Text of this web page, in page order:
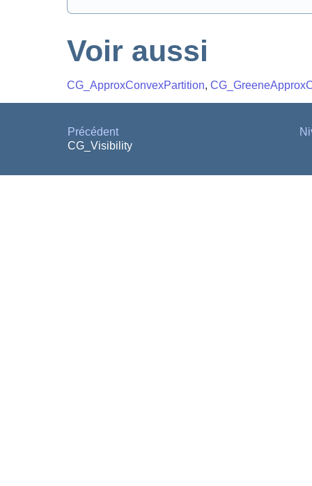
Voir aussi
CG_ApproxConvexPartition,
Précédent
CG_Visibility